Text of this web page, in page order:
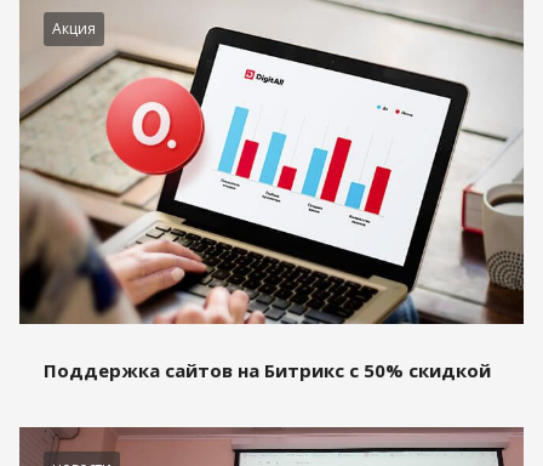
Акция
Поддержка сайтов на Битрикс с 50% скидкой